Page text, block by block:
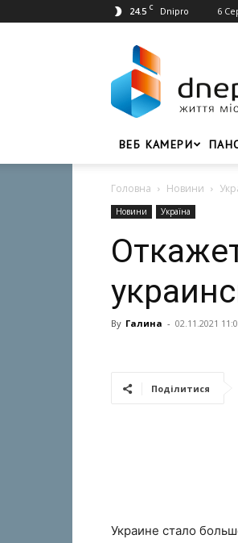
24.5 C Dnipro 6
ВЕБ КАМЕРИ
Головна Новини
Новини Україна
By Галина - 02.11.2021
Поділитися
Украине стало